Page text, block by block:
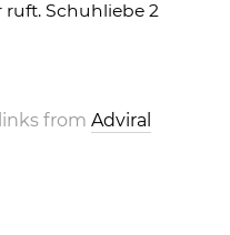
ruft. Schuhliebe 2
fromAdviral